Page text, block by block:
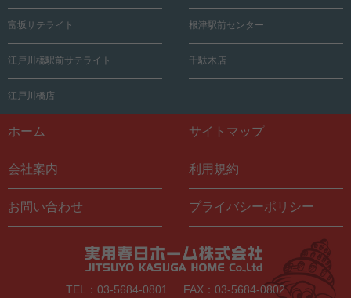
富坂サテライト 根津駅前センター
江戸川橋駅前サテライト 千駄木店
江戸川橋店
ホーム サイトマップ
会社案内 利用規約
お問い合わせ プライバシーポリシー
TEL：03-5684-0801 FAX：03-5684-0802